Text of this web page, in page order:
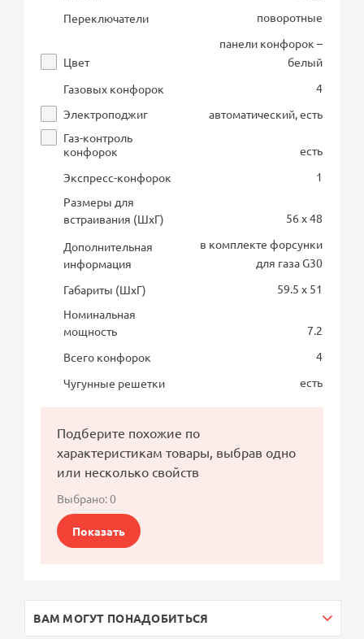
Переключатели
поворотные
Цвет
панели конфорок –
белый
Газовых конфорок
4
Электроподжиг
автоматический, есть
Газ-контроль
конфорок
есть
Экспресс-конфорок
1
Размеры для
встраивания (ШхГ)
56 x 48
Дополнительная
информация
в комплекте форсунки
для газа G30
Габариты (ШхГ)
59.5 x 51
Номинальная
мощность
7.2
Всего конфорок
4
Чугунные решетки
есть
Подберите похожие по
характеристикам товары, выбрав одно
или несколько свойств
Выбрано:0
Показать
ВАМ МОГУТ ПОНАДОБИТЬСЯ